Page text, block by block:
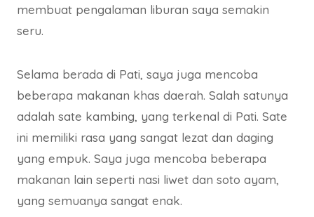
membuat pengalaman liburan saya semakin
seru.
Selama berada di Pati, saya juga mencoba
beberapa makanan khas daerah. Salah satunya
adalah sate kambing, yang terkenal di Pati. Sate
ini memiliki rasa yang sangat lezat dan daging
yang empuk. Saya juga mencoba beberapa
makanan lain seperti nasi liwet dan soto ayam,
yang semuanya sangat enak.